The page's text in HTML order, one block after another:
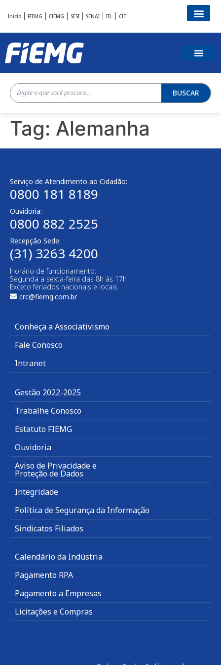
Início FIEMG CIEMG SESI SENAI IEL CIT
BUSCAR
Tag: Alemanha
Serviço de Atendimento ao Cidadão:
0800 181 8189
Ouvidoria:
0800 882 2525
Recepção Sede:
(31) 3263 4200
Horário de funcionamento:
Segunda a sexta-feira das 8h às 17h
Exceto feriados nacionais e locais.
crc@fiemg.com.br
Conheça a Associativismo
Fale Conosco
Intranet
Gestão 2022-2025
Trabalhe Conosco
Estatuto FIEMG
Ouvidoria
Aviso de Privacidade e
Proteção de Dados
Integridade
Política de Segurança da Informação
Sindicatos Filiados
Calendário da Indústria
Pagamento RPA
Pagamento a Empresas
Licitações e Compras